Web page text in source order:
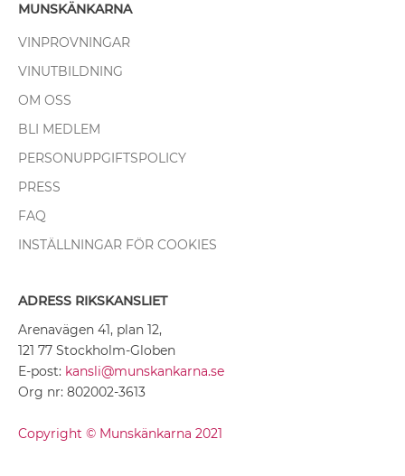
MUNSKÄNKARNA
VINPROVNINGAR
VINUTBILDNING
OM OSS
BLI MEDLEM
PERSONUPPGIFTSPOLICY
PRESS
FAQ
INSTÄLLNINGAR FÖR COOKIES
ADRESS RIKSKANSLIET
Arenavägen 41, plan 12,
121 77 Stockholm-Globen
E-post: kansli@munskankarna.se
Org nr: 802002-3613
Copyright © Munskänkarna 2021